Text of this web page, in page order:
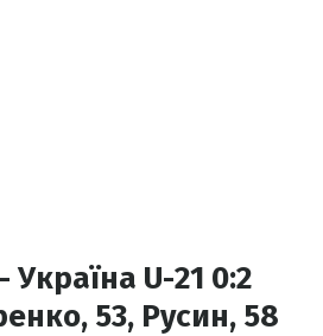
Україна U-21 0:2
53, Русин, 58